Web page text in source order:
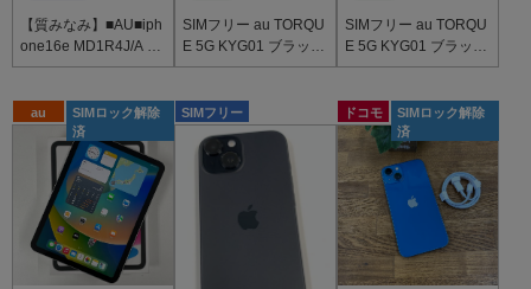
【質みなみ】■AU■iph
one16e MD1R4J/A 12
8GB ホワイト 〇判定■
SIMフリー au TORQU
E 5G KYG01 ブラック
送料無料
SIMフリー au TORQU
E 5G KYG01 ブラック
送料無料
au
SIMロック解除
済
SIMフリー ドコモ
SIMロック解除
済